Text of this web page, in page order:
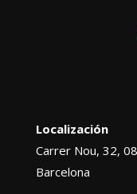
Localización
Carrer Nou, 32,
Barcelona